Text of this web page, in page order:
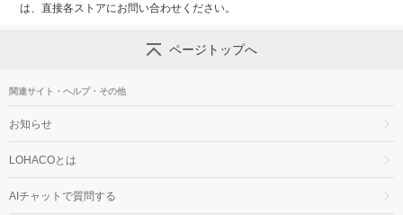
は、直接各ストアにお問い合わせください。
ページトップへ
関連サイト・ヘルプ・その他
お知らせ
LOHACOとは
AIチャットで質問する